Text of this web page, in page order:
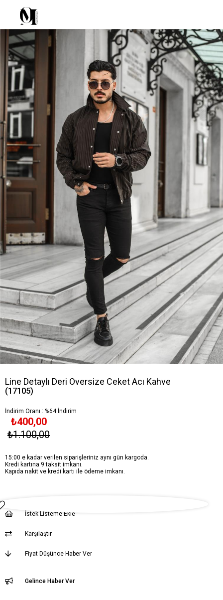
Line Detaylı Deri Oversize Ceket Acı Kahve
(17105)
İndirim Oranı : %64İndirim
₺1.100,00
₺400,00
15:00 e kadar verilen siparişleriniz aynı gün kargoda.
Kredi kartına 9 taksit imkanı.
Kapıda nakit ve kredi kartı ile ödeme imkanı.
İstek Listeme Ekle
Karşılaştır
Fiyat Düşünce Haber Ver
Gelince Haber Ver